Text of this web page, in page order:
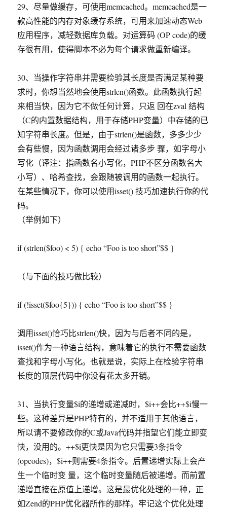
29、尽量做缓存，可使用memcached。memcached是一
款高性能的内存对象缓存系统，可用来加速动态Web
应用程序，减轻数据库负载。对运算码 (OP code)的缓
存很有用，使得脚本不必为每个请求做重新编译。
30、当操作字符串并需要检验其长度是否满足某种要
求时，你想当然地会使用strlen()函数。此函数执行起
来相当快，因为它不做任何计算，只返 回在zval 结构
（C的内置数据结构，用于存储PHP变量）中存储的已
知字符串长度。但是，由于strlen()是函数，多多少少
会有些慢，因为函数调用会经过诸多步 骤，如字母小
写化（译注：指函数名小写化，PHP不区分函数名大
小写）、哈希查找，会跟随被调用的函数一起执行。
在某些情况下，你可以使用isset() 技巧加速执行你的代
码。
（举例如下）
if (strlen($foo) < 5) { echo “Foo is too short”$$ }
（与下面的技巧做比较）
if (!isset($foo{5})) { echo “Foo is too short”$$ }
调用isset()恰巧比strlen()快，因为与后者不同的是，
isset()作为一种语言结构，意味着它的执行不需要函数
查找和字母小写化。也就是说，实际上在检验字符串
长度的顶层代码中你没有花太多开销。
31、当执行变量$i的递增或递减时，$i++会比++$i慢一
些。这种差异是PHP特有的，并不适用于其他语言，
所以请不要修改你的C或Java代码并指望它们能立即变
快，没用的。++$i更快是因为它只需要3条指令
(opcodes)，$i++则需要4条指令。后置递增实际上会产
生一个临时变 量，这个临时变量随后被递增。而前置
递增直接在原值上递增。这是最优化处理的一种，正
如Zend的PHP优化器所作的那样。牢记这个优化处理